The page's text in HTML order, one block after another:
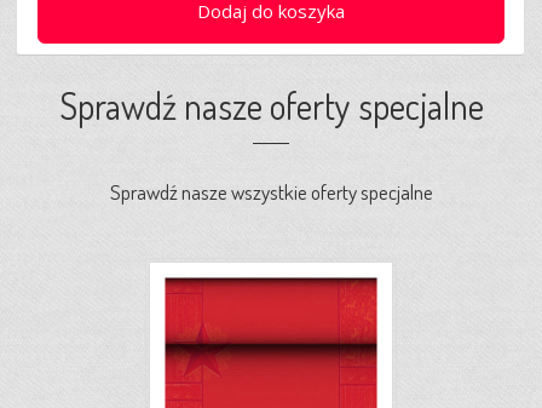
Dodaj do koszyka
Sprawdź nasze oferty specjalne
Sprawdź nasze wszystkie oferty specjalne